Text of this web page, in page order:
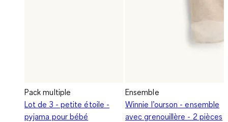
Pack multiple
Lot de 3 - petite étoile -
pyjama pour bébé
Ensemble
Winnie l’ourson - ensemble
avec grenouillère - 2 pièces